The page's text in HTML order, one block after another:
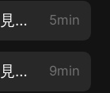
160下篇 大數據戰略 以大數據預見未來 影視行業的探索 5min
159下篇 大數據戰略 以大數據預見未來 新聞媒體的轉型 9min